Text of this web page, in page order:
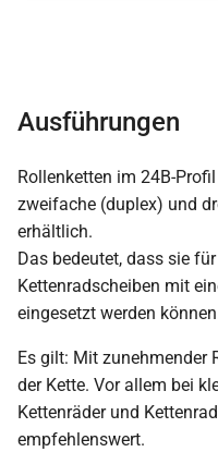
Ausführungen
Rollenketten im 24B-
zweifache (duplex) und
erhältlich.
Das bedeutet, dass sie
Kettenradscheiben mit
eingesetzt werden
Es gilt: Mit zunehmender
der Kette. Vor allem bei
Kettenräder und
empfehlenswert.